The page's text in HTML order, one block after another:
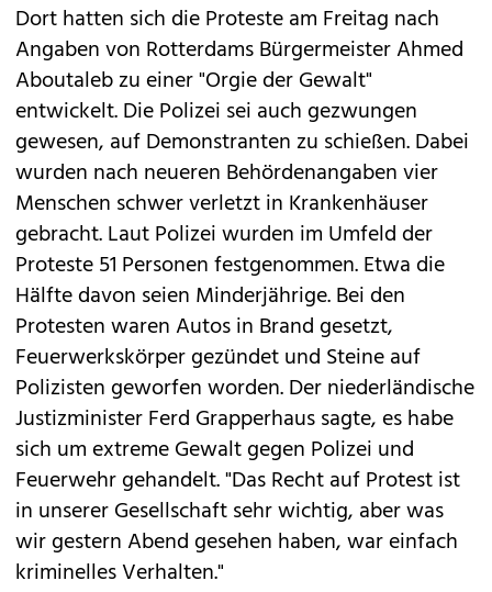
Dort hatten sich die Proteste am Freitag nach
Angaben von Rotterdams Bürgermeister Ahmed
Aboutaleb zu einer "Orgie der Gewalt"
entwickelt. Die Polizei sei auch gezwungen
gewesen, auf Demonstranten zu schießen. Dabei
wurden nach neueren Behördenangaben vier
Menschen schwer verletzt in Krankenhäuser
gebracht. Laut Polizei wurden im Umfeld der
Proteste 51 Personen festgenommen. Etwa die
Hälfte davon seien Minderjährige. Bei den
Protesten waren Autos in Brand gesetzt,
Feuerwerkskörper gezündet und Steine ​​auf
Polizisten geworfen worden. Der niederländische
Justizminister Ferd Grapperhaus sagte, es habe
sich um extreme Gewalt gegen Polizei und
Feuerwehr gehandelt. "Das Recht auf Protest ist
in unserer Gesellschaft sehr wichtig, aber was
wir gestern Abend gesehen haben, war einfach
kriminelles Verhalten."